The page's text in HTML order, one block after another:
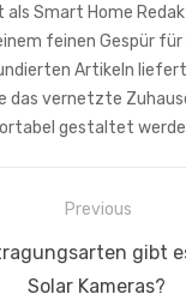
als Smart Home
feinen Gespür für
Artikeln
das vernetzte
gestaltet
Previous
gibt
Solar Kameras?